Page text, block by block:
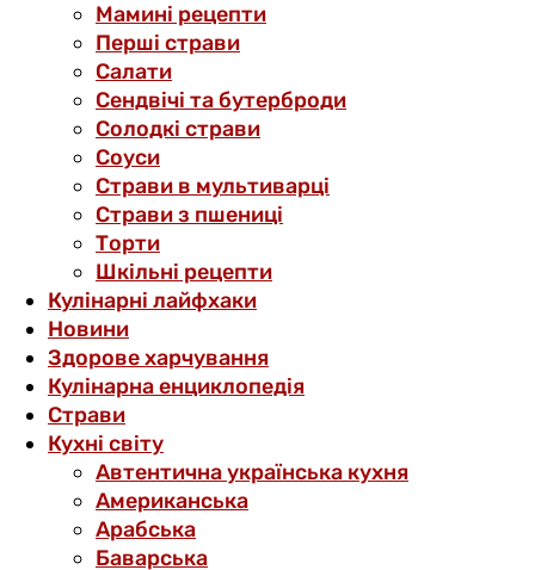
Мамині рецепти
Перші страви
Салати
Сендвічі та бутерброди
Солодкі страви
Соуси
Страви в мультиварці
Страви з пшениці
Торти
Шкільні рецепти
Кулінарні лайфхаки
Новини
Здорове харчування
Кулінарна енциклопедія
Страви
Кухні світу
Автентична українська кухня
Американська
Арабська
Баварська